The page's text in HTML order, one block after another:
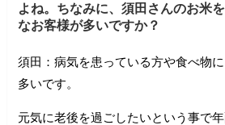
よね。ちなみに、須田さんのお米
なお客様が多いですか？
須田：病気を患っている方や食べ物
多いです。
元気に老後を過ごしたいという事で